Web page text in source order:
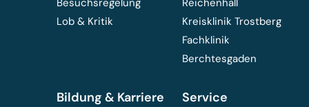
Besuchsregelung
Lob & Kritik
Reichenhall
Kreisklinik Trostberg
Fachklinik
Berchtesgaden
Bildung & Karriere Service